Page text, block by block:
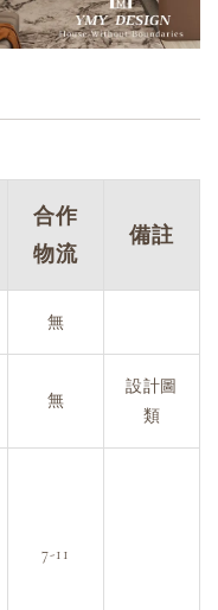
合作
物流
備註
無
無
設計圖
類
7-11